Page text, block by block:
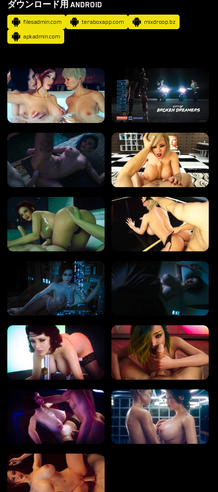
ダウンロード
ANDROID ポルノ ゲーム
WINDOWS ポルノ ゲーム
MACOS ポルノ ゲーム
LINUX ポルノ ゲーム
PC ポルノ ゲーム
モバイル ポルノ ゲーム
ダウンロード用追加
ポルノゲーム APK
タグ
ゲームエンジン
RENPY
RUFFLE
HTML
カテゴリー
3D
ヘンタイ
熟女
ダウンロード用 ANDROID
filesadmin.com teraboxapp.com mixdroop.bz
apkadmin.com